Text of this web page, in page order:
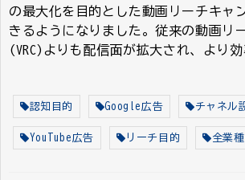
の最大化を目的とした動画リーチキャ
きるようになりました。従来の動画リ
(VRC)よりも配信面が拡大され、より
伸ばすことができます。本記事では、
事例などを紹介していきます。
認知目的 Google広告 チャネル
YouTube広告 リーチ目的 全業種